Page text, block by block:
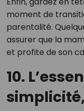
moment de
parentalité.
assurer que la
et profite de son
10.